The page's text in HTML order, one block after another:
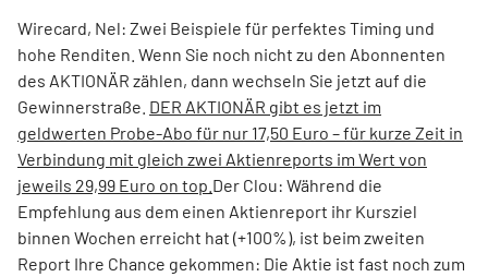
Wirecard, Nel: Zwei Beispiele für perfektes Timing und
hohe Renditen. Wenn Sie noch nicht zu den Abonnenten
des AKTIONÄR zählen, dann wechseln Sie jetzt auf die
Gewinnerstraße. DER AKTIONÄR gibt es jetzt im
geldwerten Probe-Abo für nur 17,50 Euro – für kurze Zeit in
Verbindung mit gleich zwei Aktienreports im Wert von
jeweils 29,99 Euro on top. Der Clou: Während die
Empfehlung aus dem einen Aktienreport ihr Kursziel
binnen Wochen erreicht hat (+100%), ist beim zweiten
Report Ihre Chance gekommen: Die Aktie ist fast noch zum